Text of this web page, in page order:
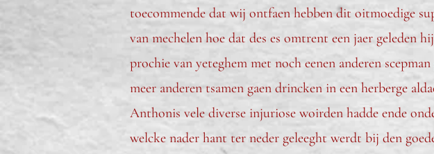
toecommende dat wij ontfaen hebben dit oitmoedige
van mechelen hoe dat des es omtrent een jaer geleden
prochie van yeteghem met noch eenen anderen
meer anderen tsamen gaen drincken in een herberge
Anthonis vele diverse injuriose woirden hadde ende
welcke nader hant ter neder geleeght werdt bij den